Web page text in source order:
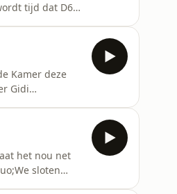
tijd dat D66
Kamer deze
Gidi
het nou net
sloten